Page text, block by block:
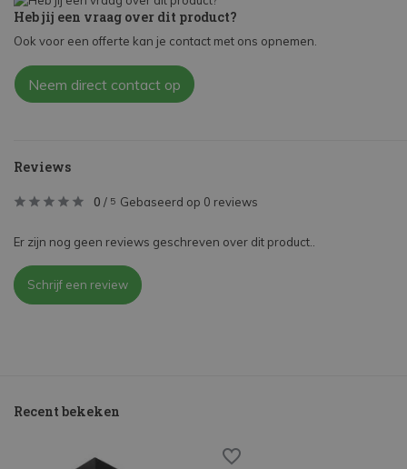
Heb jij een vraag over dit product?
Ook voor een offerte kan je contact met ons opnemen.
Neem direct contact op
Reviews
0 / 5 Gebaseerd op 0 reviews
Er zijn nog geen reviews geschreven over dit product..
Schrijf een review
Recent bekeken